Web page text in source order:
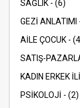
SAĞLIK - (6)
GEZİ ANLATIMI
AİLE ÇOCUK -
SATIŞ-
KADIN ERKEK
PSİKOLOJİ - (2)